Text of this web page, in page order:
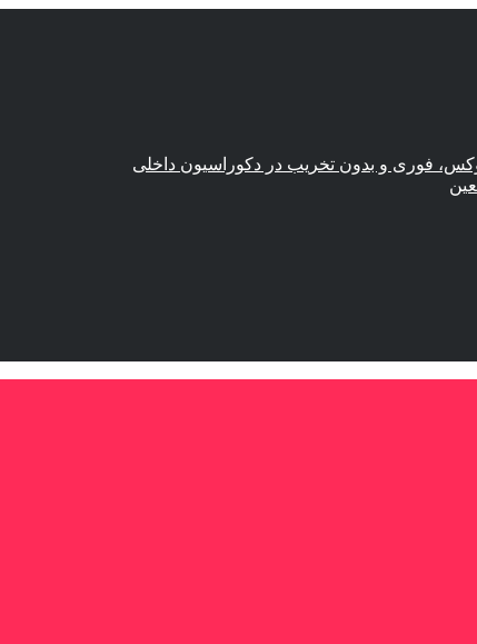
فوری و بدون تخریب در دکوراسیون داخلی